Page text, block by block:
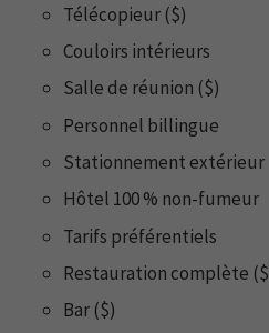
Télécopieur ($)
Couloirs intérieurs
Salle de réunion ($)
Personnel billingue
Stationnement extérieur
Hôtel 100 % non-fumeur
Tarifs préférentiels
Restauration complète
Bar ($)